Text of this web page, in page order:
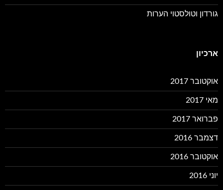
גורדון וטולסטוי הערות
ארכיון
אוקטובר 2017
מאי 2017
פברואר 2017
דצמבר 2016
אוקטובר 2016
יוני 2016